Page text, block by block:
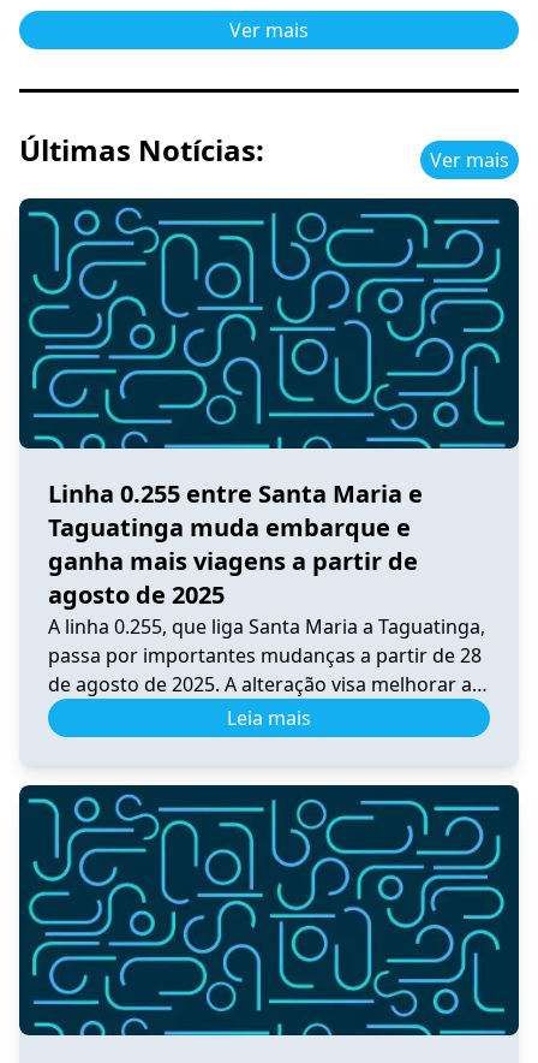
Ver mais
Últimas Notícias: Ver mais
Linha 0.255 entre Santa Maria e
Taguatinga muda embarque e
ganha mais viagens a partir de
agosto de 2025
A linha 0.255, que liga Santa Maria a Taguatinga,
passa por importantes mudanças a partir de 28
de agosto de 2025. A alteração visa melhorar a
integração, a praticidade e o conforto dos
usuários do transporte público no Distrito
convertida em circular, passando por BR-040,
DF-001, Pistão Sul, Samdu […]
Leia mais